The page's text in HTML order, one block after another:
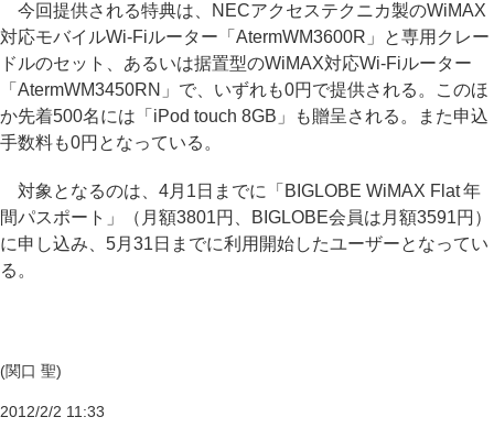
今回提供される特典は、NECアクセステクニカ製のWiMAX
対応モバイルWi-Fiルーター「AtermWM3600R」と専用クレー
ドルのセット、あるいは据置型のWiMAX対応Wi-Fiルーター
「AtermWM3450RN」で、いずれも0円で提供される。このほ
か先着500名には「iPod touch 8GB」も贈呈される。また申込
手数料も0円となっている。
対象となるのは、4月1日までに「BIGLOBE WiMAX Flat 年
間パスポート」（月額3801円、BIGLOBE会員は月額3591円）
に申し込み、5月31日までに利用開始したユーザーとなってい
る。
(関口 聖)
2012/2/2 11:33